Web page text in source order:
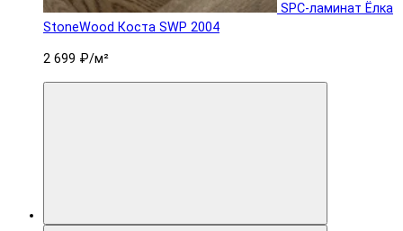
SPC-ламинат Ëлка
StoneWood Коста SWP 2004
2 699 ₽/м²